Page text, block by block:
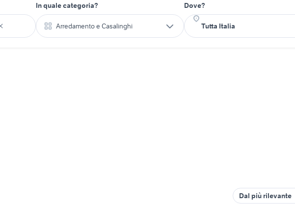
In quale categoria?
Arredamento e Casalinghi
Dove?
Dal più rilevante